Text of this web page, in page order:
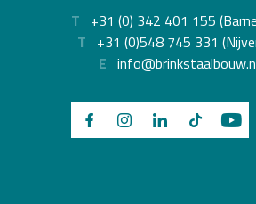
T +31 (0) 342 401 155
T +31 (0)548 745 331
E